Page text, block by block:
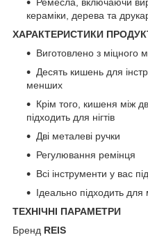
кераміки, дерева та
ХАРАКТЕРИСТИКИ
Виготовлено з міцного
Десять кишень для
менших
Крім того, кишеня між
підходить для нігтів
Дві металеві ручки
Регулювання ремінця
Всі інструменти у вас
Ідеально підходить для
ТЕХНІЧНІ ПАРАМЕТРИ
Бренд REIS